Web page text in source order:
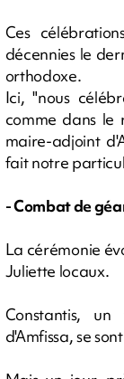
Ces
décennies le
orthodoxe.
Ici, "nous
comme dans le
maire-adjoint
fait notre
- Combat de
La cérémonie
Juliette locaux.
Constantis,
d'Amfissa, se